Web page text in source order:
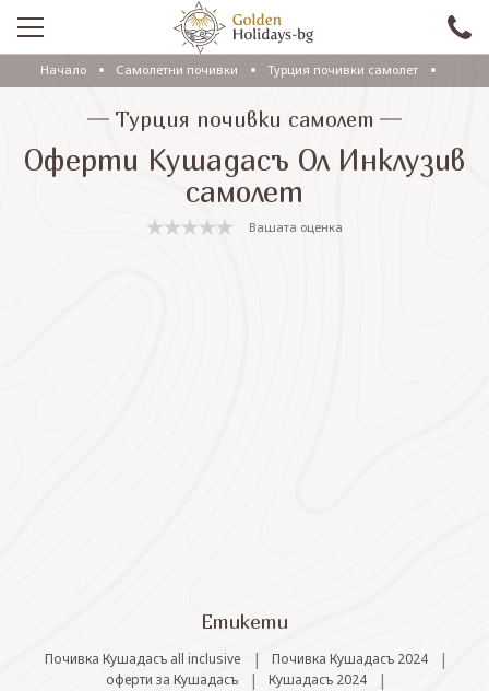
ПРОМО
EКСКУРЗИИ СЪС САМОЛЕТ
ЕКСКУРЗИИ С АВТОБУС
САМОЛЕТНИ ПОЧИВКИ
Начало Самолетни почивки Турция почивки самолет
Турция почивки самолет
Оферти Кушадасъ Ол Инклузив
самолет
Вашата оценка
Етикети
Почивка Кушадасъ all inclusive | Почивка Кушадасъ 2024 |
оферти за Кушадасъ | Кушадасъ 2024 |